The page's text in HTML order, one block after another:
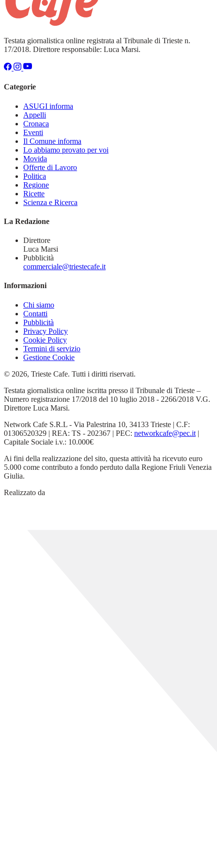
Testata giornalistica online registrata al Tribunale di Trieste n.
17/2018. Direttore responsabile: Luca Marsi.
Categorie
ASUGI informa
Appelli
Cronaca
Eventi
Il Comune informa
Lo abbiamo provato per voi
Movida
Offerte di Lavoro
Politica
Regione
Ricette
Scienza e Ricerca
La Redazione
Direttore
Luca Marsi
Pubblicità
commerciale@triestecafe.it
Informazioni
Chi siamo
Contatti
Pubblicità
Privacy Policy
Cookie Policy
Termini di servizio
Gestione Cookie
© 2026, Trieste Cafe. Tutti i diritti riservati.
Testata giornalistica online iscritta presso il Tribunale di Trieste –
Numero registrazione 17/2018 del 10 luglio 2018 - 2266/2018 V.G.
Direttore Luca Marsi.
Network Cafe S.R.L - Via Palestrina 10, 34133 Trieste | C.F:
01306520329 | REA: TS - 202367 | PEC: networkcafe@pec.it |
Capitale Sociale i.v.: 10.000€
Ai fini della realizzazione del sito, questa attività ha ricevuto euro
5.000 come contributo a fondo perduto dalla Regione Friuli Venezia
Giulia.
Realizzato da